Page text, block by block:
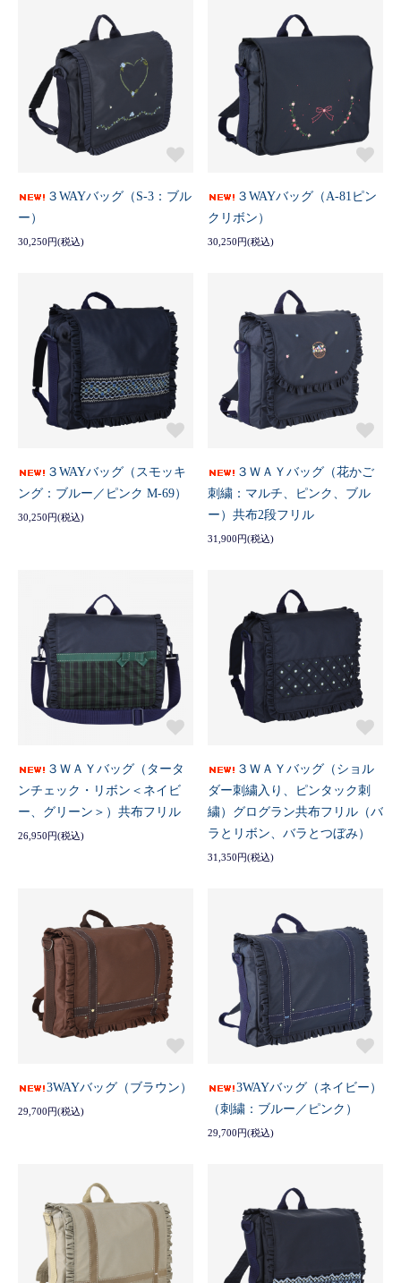
３WAYバッグ（S-3：ブル
ー）
30,250円(税込)
３WAYバッグ（A-81ピン
クリボン）
30,250円(税込)
３WAYバッグ（スモッキ
ング：ブルー／ピンク M-69）
30,250円(税込)
３ＷＡＹバッグ（花かご
刺繍：マルチ、ピンク、ブル
ー）共布2段フリル
31,900円(税込)
３ＷＡＹバッグ（タータ
ンチェック・リボン＜ネイビ
ー、グリーン＞）共布フリル
26,950円(税込)
３ＷＡＹバッグ（ショル
ダー刺繍入り、ピンタック刺
繍）グログラン共布フリル（バ
ラとリボン、バラとつぼみ）
31,350円(税込)
3WAYバッグ（ブラウン）
29,700円(税込)
3WAYバッグ（ネイビー）
（刺繍：ブルー／ピンク）
29,700円(税込)